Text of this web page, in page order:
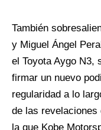
También
y Miguel Ángel
el Toyota Aygo N3,
firmar un nuevo
regularidad a lo
de las
la que Kobe